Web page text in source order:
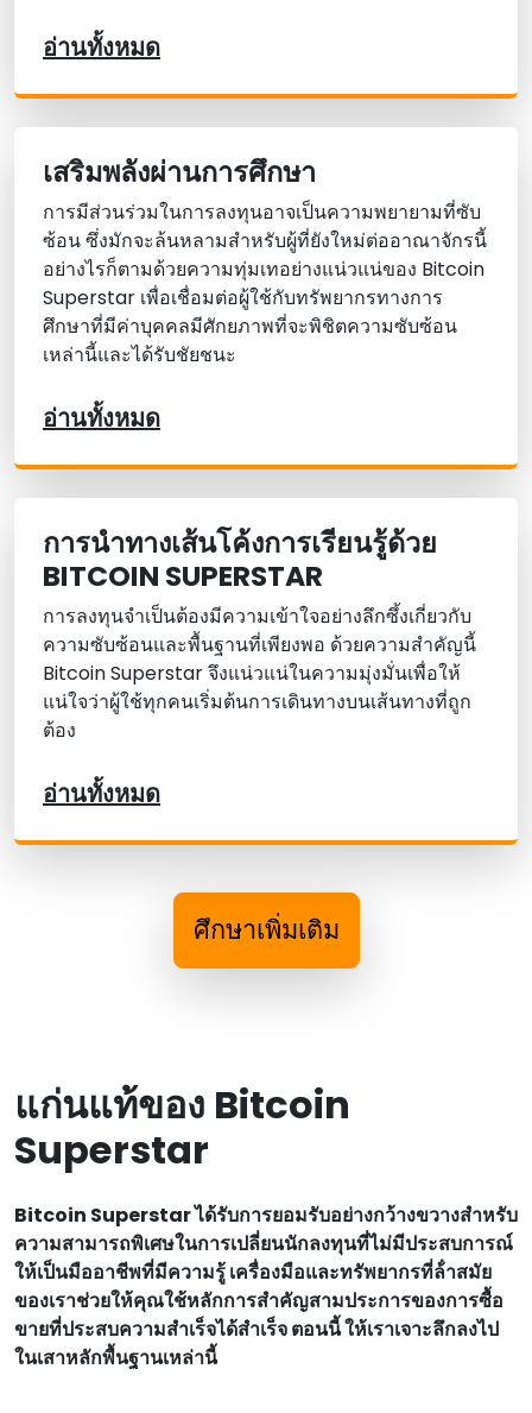
อ่านทั้งหมด
เสริมพลังผ่านการศึกษา
การมีส่วนร่วมในการลงทุนอาจเป็นความพยายามที่ซับ
ซ้อน ซึ่งมักจะล้นหลามสําหรับผู้ที่ยังใหม่ต่ออาณาจักรนี้
อย่างไรก็ตามด้วยความทุ่มเทอย่างแน่วแน่ของ Bitcoin
Superstar เพื่อเชื่อมต่อผู้ใช้กับทรัพยากรทางการ
ศึกษาที่มีค่าบุคคลมีศักยภาพที่จะพิชิตความซับซ้อน
เหล่านี้และได้รับชัยชนะ
อ่านทั้งหมด
การนําทางเส้นโค้งการเรียนรู้ด้วย
BITCOIN SUPERSTAR
การลงทุนจําเป็นต้องมีความเข้าใจอย่างลึกซึ้งเกี่ยวกับ
ความซับซ้อนและพื้นฐานที่เพียงพอ ด้วยความสําคัญนี้
Bitcoin Superstar จึงแน่วแน่ในความมุ่งมั่นเพื่อให้
แน่ใจว่าผู้ใช้ทุกคนเริ่มต้นการเดินทางบนเส้นทางที่ถูก
ต้อง
อ่านทั้งหมด
ศึกษาเพิ่มเติม
แก่นแท้ของ Bitcoin
Superstar
Bitcoin Superstar ได้รับการยอมรับอย่างกว้างขวางสําหรับ
ความสามารถพิเศษในการเปลี่ยนนักลงทุนที่ไม่มีประสบการณ์
ให้เป็นมืออาชีพที่มีความรู้ เครื่องมือและทรัพยากรที่ล้ําสมัย
ของเราช่วยให้คุณใช้หลักการสําคัญสามประการของการซื้อ
ขายที่ประสบความสําเร็จได้สําเร็จ ตอนนี้ ให้เราเจาะลึกลงไป
ในเสาหลักพื้นฐานเหล่านี้